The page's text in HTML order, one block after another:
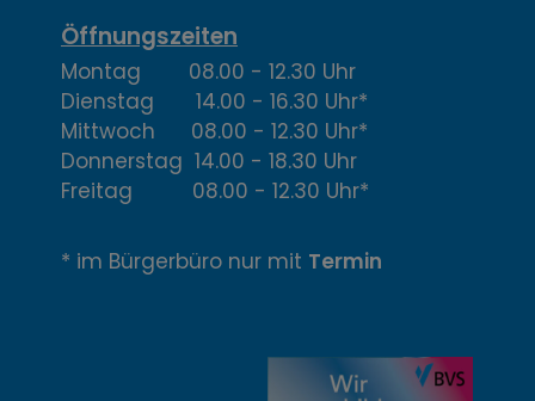
,
Ö
f
f
n
u
Öffnungszeiten
Montag 08.00 - 12.30 Uhr
Dienstag 14.00 - 16.30 Uhr*
Mittwoch 08.00 - 12.30 Uhr*
Donnerstag 14.00 - 18.30 Uhr
Freitag 08.00 - 12.30 Uhr*
* im Bürgerbüro nur mit Termin